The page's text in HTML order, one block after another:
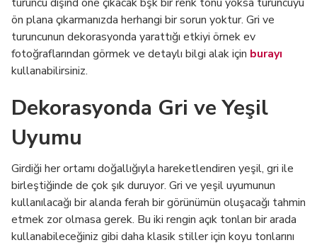
ön plana çıkarmanızda herhangi bir sorun yoktur. Gri ve
turuncunun dekorasyonda yarattığı etkiyi örnek ev
fotoğraflarından görmek ve detaylı bilgi alak için burayı
kullanabilirsiniz.
Dekorasyonda Gri ve Yeşil
Uyumu
Girdiği her ortamı doğallığıyla hareketlendiren yeşil, gri ile
birleştiğinde de çok şık duruyor. Gri ve yeşil uyumunun
kullanılacağı bir alanda ferah bir görünümün oluşacağı tahmin
etmek zor olmasa gerek. Bu iki rengin açık tonları bir arada
kullanabileceğiniz gibi daha klasik stiller için koyu tonlarını